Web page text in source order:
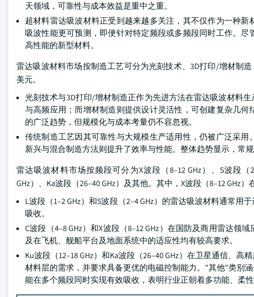
天领域，可靠性与成本效益是重中之重。
超材料雷达吸波材料正受到越来越多关注，其不仅作为一种
吸波性能更可预测，即便针对特定频段或多频段同时工作。尽
高性能的新型材料。
雷达吸波材料市场按制造工艺可分为光刻技术、3D打印/增材制
美元。
光刻技术与3D打印/增材制造正作为先进方法在雷达吸波材料
与高频应用；而增材制造则提供设计灵活性，可创建复杂几
的广泛趋势，但规模化与成本考量仍不容忽视。
传统制造工艺因其可靠性与大规模生产适用性，仍被广泛采
新兴与混合制造方法则提升了效率与性能。整体趋势显示，常
雷达吸波材料市场按频段可分为X波段（8–12 GHz）、S波段（
GHz）、Ka波段（26–40 GHz）及其他。其中，X波段（8–12 GHz
L波段（1–2 GHz）和S波段（2–4 GHz）的雷达吸波材料通常
吸收。
C波段（4–8 GHz）和X波段（8–12 GHz）在国防及商用雷达
及在飞机、舰船平台及地面系统中的适应性均有较高要求。
Ku波段（12–18 GHz）和Ka波段（26–40 GHz）在卫星通信、
材料层的需求，并要求具备更优的电磁控制能力。"其他"类别
能在多个频段同时实现有效吸收，表明行业正朝着多功能、柔